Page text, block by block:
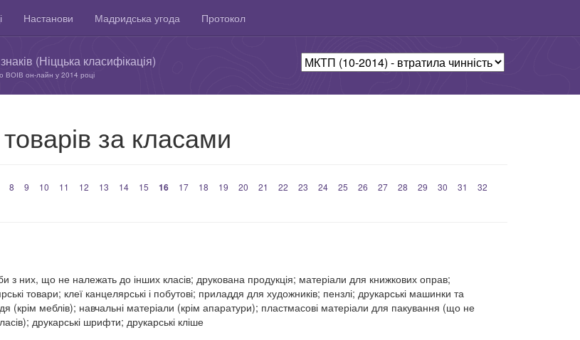
Настанови Мадридська угода Протокол
(Ніццька класифікація)
ВОІВ он-лайн у 2014 році
за класами
8 9 10 11 12 13 14 15 16 17 18 19 20 21 22 23 24 25 26 27 28 29 30 31
32
з них, що не належать до інших класів; друкована продукція; матеріали для книжкових оправ;
товари; клеї канцелярські і побутові; приладдя для художників; пензлі; друкарські машинки та
(крім меблів); навчальні матеріали (крім апаратури); пластмасові матеріали для пакування (що не
друкарські шрифти; друкарські кліше